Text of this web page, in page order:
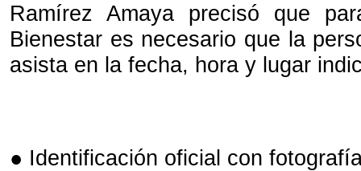
Ramírez Amaya precisó que
Bienestar es necesario que la
asista en la fecha, hora y lugar
● Identificación oficial con